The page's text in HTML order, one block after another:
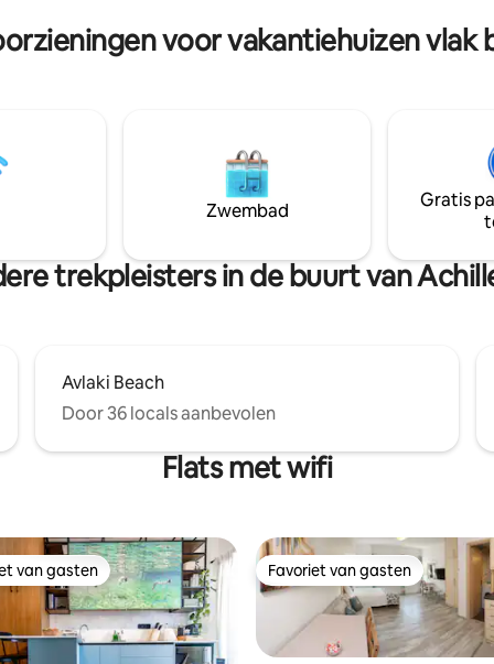
stijl uit en biedt een
toevluchtsoord voor de
keuken, terwijl het
uitnodigt tot
duiken onder de
zon. Fitnessstudio, tennis.
geplaveid voor de deur, een
tuin met een prachtig uitzicht
time tijdens hun vakantie. Villa
geschikt voor 10 gasten+ Alle
slaapkamers zijn voorzien van
laagse slaapsysteem van
voor vakantiehuizen vlak
Zwembad
Gratis
trekpleisters in de buurt van
Avlaki Beach
Door 36 locals aanbevolen
Flats met wifi
van gasten
van gasten Favoriet van gasten
Favoriet van gasten